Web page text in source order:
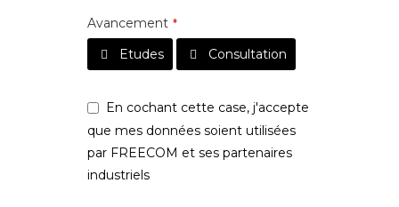
Avancement *
Etudes Consultation
En cochant cette case, j'accepte
que mes données soient utilisées
par FREECOM et ses partenaires
industriels